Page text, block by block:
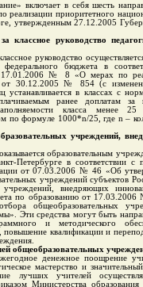
включает в себя шесть
реализации приоритетного
утвержденным 27.12.2005
классное руководство
руководство
бюджета в
17.01.2006 № 8 «О мерах по
от 30.12.2005 № 854 (с
в классах с
ранее доплатам за
класса менее 25
по формуле 1000*n/25, где n –
учреждений,
образовательным
Петербурге в соответствии с
от 07.03.2006 № 46 «Об
учреждений субъектов
внедряющих
по образованию от
общеобразовательных
Эти средства могут быть
и методического
квалификации и
общеобразовательных
денежное поощрение
мастерство и
лучших учителей
Министерства